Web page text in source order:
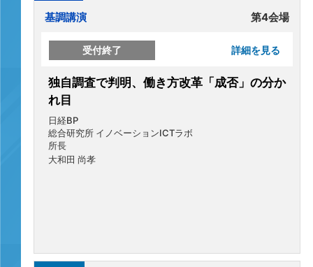
基調講演 第4会場
受付終了 詳細を見る
独自調査で判明、働き方改革「成否」の分か
れ目
日経BP
総合研究所 イノベーションICTラボ
所長
大和田 尚孝